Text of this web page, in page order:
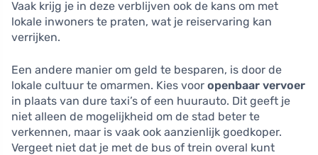
Vaak krijg je in deze verblijven ook de kans om met
lokale inwoners te praten, wat je reiservaring kan
verrijken.
Een andere manier om geld te besparen, is door de
lokale cultuur te omarmen. Kies voor openbaar vervoer
in plaats van dure taxi’s of een huurauto. Dit geeft je
niet alleen de mogelijkheid om de stad beter te
verkennen, maar is vaak ook aanzienlijk goedkoper.
Vergeet niet dat je met de bus of trein overal kunt